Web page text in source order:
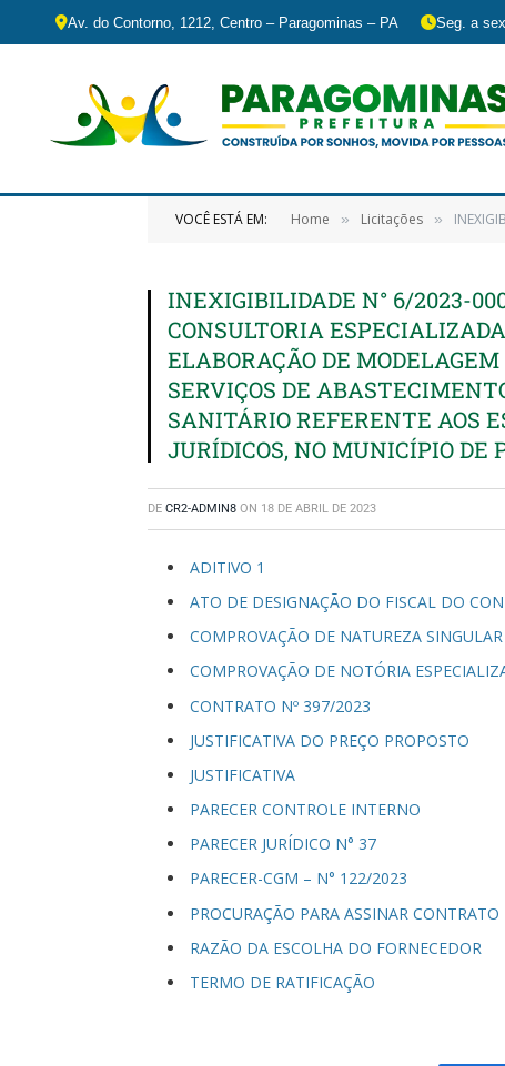
Av. do Contorno, 1212, Centro – Paragominas – PA Seg. a
VOCÊ ESTÁ EM: Home » Licitações » INEXIGIBILIDADE
INEXIGIBILIDADE N° 6/2023-
CONSULTORIA
ELABORAÇÃO DE
SERVIÇOS DE
SANITÁRIO REFERENTE AOS
JURÍDICOS, NO MUNICÍPIO DE
DE CR2-ADMIN8 ON 18 DE ABRIL DE 2023
ADITIVO 1
ATO DE DESIGNAÇÃO DO FISCAL DO
COMPROVAÇÃO DE NATUREZA
COMPROVAÇÃO DE NOTÓRIA
CONTRATO Nº 397/2023
JUSTIFICATIVA DO PREÇO PROPOSTO
JUSTIFICATIVA
PARECER CONTROLE INTERNO
PARECER JURÍDICO N° 37
PARECER-CGM – N° 122/2023
PROCURAÇÃO PARA ASSINAR CONTRATO
RAZÃO DA ESCOLHA DO FORNECEDOR
TERMO DE RATIFICAÇÃO